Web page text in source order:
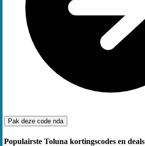
Pak deze code nda
Populairste Toluna kortingscodes en deals